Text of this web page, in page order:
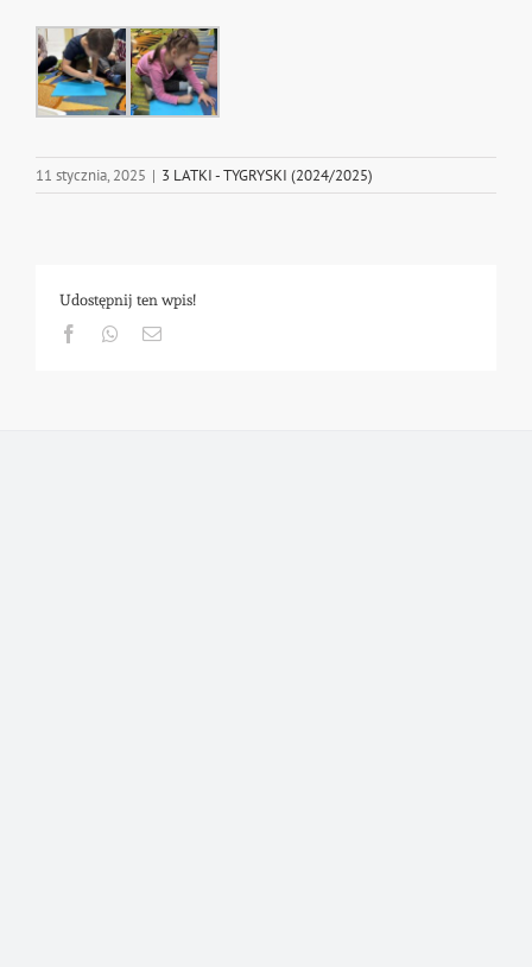
11 stycznia, 2025 | 3 LATKI - TYGRYSKI (2024/2025)
Udostępnij ten wpis!
FacebookWhatsapp
Email